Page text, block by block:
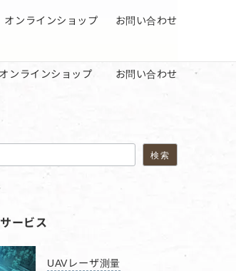
オンラインショップ お問い合わせ
オンラインショップ お問い合わせ
検索
ービス
UAVレーザ測量